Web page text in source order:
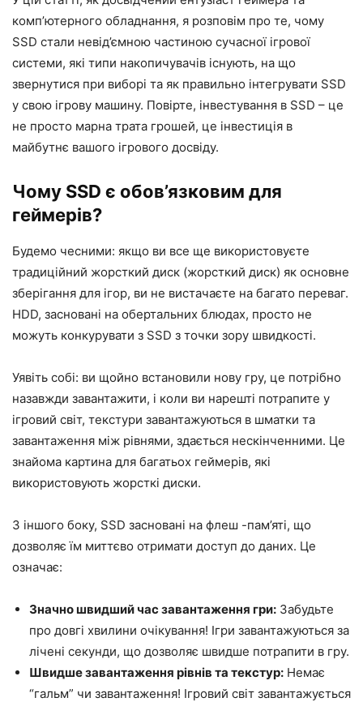
комп’ютерного обладнання, я розповім про те, чому
SSD стали невід’ємною частиною сучасної ігрової
системи, які типи накопичувачів існують, на що
звернутися при виборі та як правильно інтегрувати SSD
у свою ігрову машину. Повірте, інвестування в SSD – це
не просто марна трата грошей, це інвестиція в
майбутнє вашого ігрового досвіду.
Чому SSD є обов’язковим для
геймерів?
Будемо чесними: якщо ви все ще використовуєте
традиційний жорсткий диск (жорсткий диск) як основне
зберігання для ігор, ви не вистачаєте на багато переваг.
HDD, засновані на обертальних блюдах, просто не
можуть конкурувати з SSD з точки зору швидкості.
Уявіть собі: ви щойно встановили нову гру, це потрібно
назавжди завантажити, і коли ви нарешті потрапите у
ігровий світ, текстури завантажуються в шматки та
завантаження між рівнями, здається нескінченними. Це
знайома картина для багатьох геймерів, які
використовують жорсткі диски.
З іншого боку, SSD засновані на флеш -пам’яті, що
дозволяє їм миттєво отримати доступ до даних. Це
означає:
Значно швидший час завантаження гри: Забудьте
про довгі хвилини очікування! Ігри завантажуються за
лічені секунди, що дозволяє швидше потрапити в гру.
Швидше завантаження рівнів та текстур: Немає
“гальм” чи завантаження! Ігровий світ завантажується